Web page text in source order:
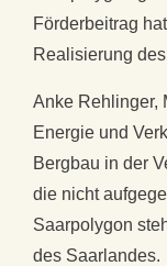
Förderbeitrag
Realisierung
Anke Rehlinger,
Energie und
Bergbau in der
die nicht
Saarpolygon
des Saarlandes.